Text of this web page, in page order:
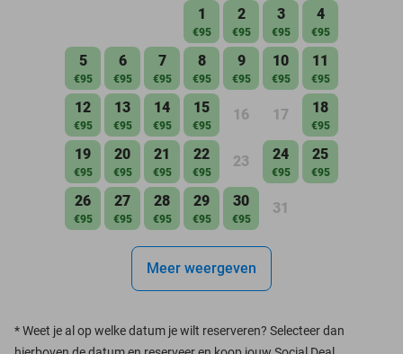
1
€95
2
€95
3
€95
4
€95
5
€95
6
€95
7
€95
8
€95
9
€95
10
€95
11
€95
12
€95
13
€95
14
€95
15
€95
16 17 18
€95
19
€95
20
€95
21
€95
22
€95
23 24
€95
25
€95
26
€95
27
€95
28
€95
29
€95
30
€95
31
Meer weergeven
*Weet je al op welke datum je wilt reserveren? Selecteer dan